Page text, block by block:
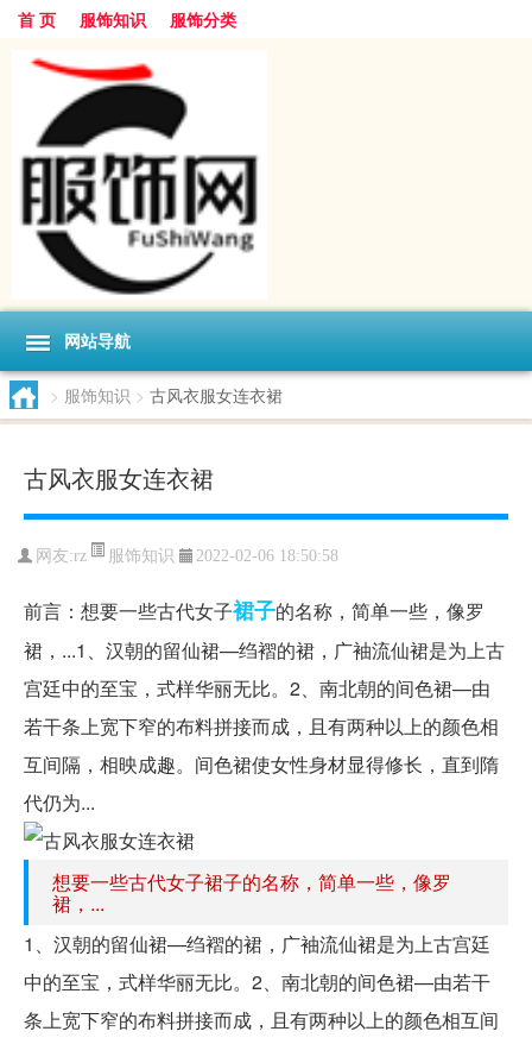
首 页 服饰知识 服饰分类
网站导航
> 服饰知识 > 古风衣服女连衣裙
古风衣服女连衣裙
网友:rz 服饰知识 2022-02-06 18:50:58
前言：想要一些古代女子裙子的名称，简单一些，像罗
裙，...1、汉朝的留仙裙—绉褶的裙，广袖流仙裙是为上古
宫廷中的至宝，式样华丽无比。2、南北朝的间色裙—由
若干条上宽下窄的布料拼接而成，且有两种以上的颜色相
互间隔，相映成趣。间色裙使女性身材显得修长，直到隋
代仍为...
想要一些古代女子裙子的名称，简单一些，像罗
裙，...
1、汉朝的留仙裙—绉褶的裙，广袖流仙裙是为上古宫廷
中的至宝，式样华丽无比。2、南北朝的间色裙—由若干
条上宽下窄的布料拼接而成，且有两种以上的颜色相互间